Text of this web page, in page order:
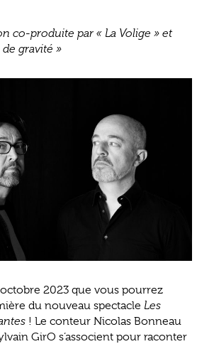
co-produite par « La Volige » et
gravité »
octobre 2023 que vous pourrez
du nouveau spectacle Les
! Le conteur Nicolas Bonneau
GirO s’associent pour raconter